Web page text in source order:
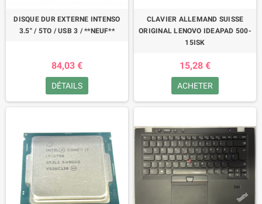
DISQUE DUR EXTERNE INTENSO
3.5" / 5TO / USB 3 / **NEUF**
84,03 €
DÉTAILS
CLAVIER ALLEMAND SUISSE
ORIGINAL LENOVO IDEAPAD 500-
15ISK
15,28 €
ACHETER